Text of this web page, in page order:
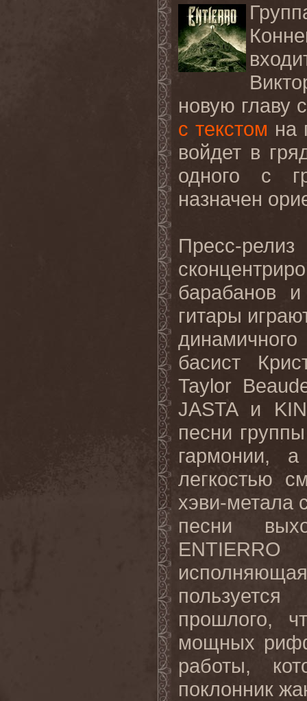
новую главу
с текстом на
войдет в
одного с
назначен
Пресс-
барабанов
гитары
басист
Taylor
JASTA
и
песни
гармонии,
легкостью
хэви-метала
песни
ENTIERRO
прошлого,
мощных
работы,
поклонник